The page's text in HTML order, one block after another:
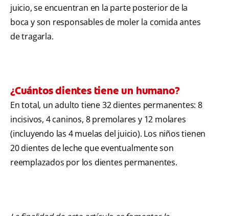
juicio, se encuentran en la parte posterior de la
boca y son responsables de moler la comida antes
de tragarla.
¿Cuántos dientes tiene un humano?
En total, un adulto tiene 32 dientes permanentes: 8
incisivos, 4 caninos, 8 premolares y 12 molares
(incluyendo las 4 muelas del juicio). Los niños tienen
20 dientes de leche que eventualmente son
reemplazados por los dientes permanentes.